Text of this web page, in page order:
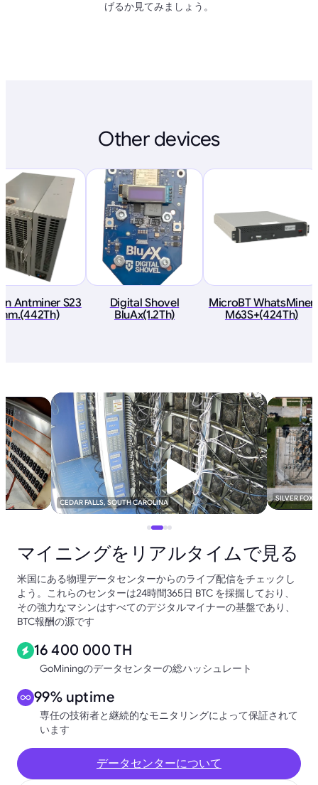
げるか見てみましょう。
Other devices
Antminer S23
Digital Shovel
BluAx(1.2Th)
MicroBT WhatsMiner
M63S+(424Th)
CEDAR FALLS, SOUTH CAROLINA SILVER FOX
マイニングをリアルタイムで見る
米国にある物理データセンターからのライブ配信をチェックし
よう。これらのセンターは24時間365日 BTC を採掘しており、
その強力なマシンはすべてのデジタルマイナーの基盤であり、
BTC報酬の源です
16 400 000 TH
GoMiningのデータセンターの総ハッシュレート
99% uptime
専任の技術者と継続的なモニタリングによって保証されて
います
データセンターについて